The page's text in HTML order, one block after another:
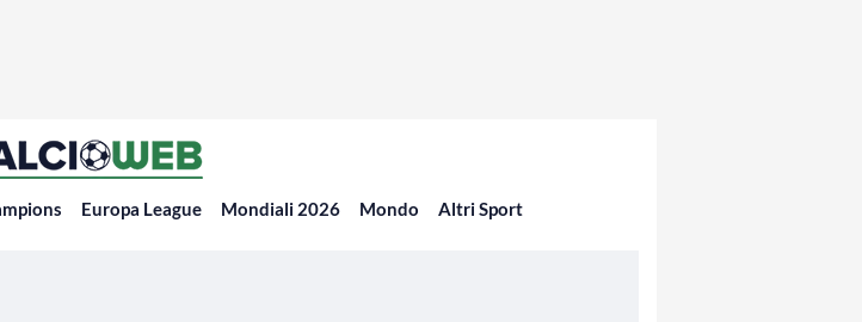
Europa League Mondiali 2026 Mondo Altri Sport